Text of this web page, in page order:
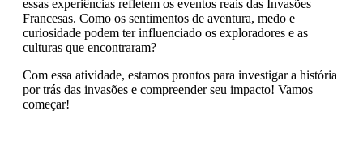
essas experiências refletem os eventos reais das Invasões
Francesas. Como os sentimentos de aventura, medo e
curiosidade podem ter influenciado os exploradores e as
culturas que encontraram?
Com essa atividade, estamos prontos para investigar a história
por trás das invasões e compreender seu impacto! Vamos
começar!